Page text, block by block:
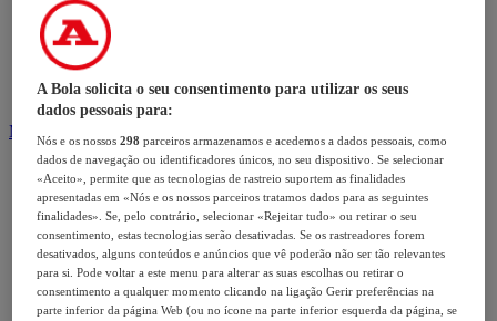
Modalidades
A Bola solicita o seu consentimento para utilizar os seus
dados pessoais para:
Nós e os nossos298 parceiros armazenamos e acedemos a dados pessoais, como
dados de navegação ou identificadores únicos, no seu dispositivo. Se selecionar
«Aceito», permite que as tecnologias de rastreio suportem as finalidades
apresentadas em «Nós e os nossos parceiros tratamos dados para as seguintes
finalidades». Se, pelo contrário, selecionar «Rejeitar tudo» ou retirar o seu
consentimento, estas tecnologias serão desativadas. Se os rastreadores forem
desativados, alguns conteúdos e anúncios que vê poderão não ser tão relevantes
para si. Pode voltar a este menu para alterar as suas escolhas ou retirar o
consentimento a qualquer momento clicando na ligação Gerir preferências na
parte inferior da página Web (ou no ícone na parte inferior esquerda da página, se